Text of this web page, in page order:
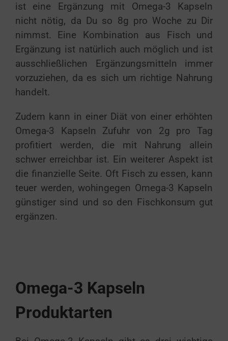
ist eine Ergänzung mit Omega-3 Kapseln
nicht nötig, da Du so 8g pro Woche zu Dir
nimmst. Eine Kombination aus Fisch und
Ergänzung ist natürlich auch möglich und ist
ausschließlichen Ergänzungsmitteln immer
vorzuziehen, da es sich um richtige Nahrung
handelt.
Zudem kann in einer Diät von einer erhöhten
Omega-3 Kapseln Zufuhr von 2g pro Tag
profitiert werden, die mit Nahrung allein
schwer erreichbar ist. Ein weiterer Aspekt ist
die finanzielle Seite. Oft Fisch zu essen, kann
teuer werden, wohingegen Omega-3 Kapseln
günstiger sind und so den Fischkonsum gut
ergänzen.
Omega-3 Kapseln
Produktarten